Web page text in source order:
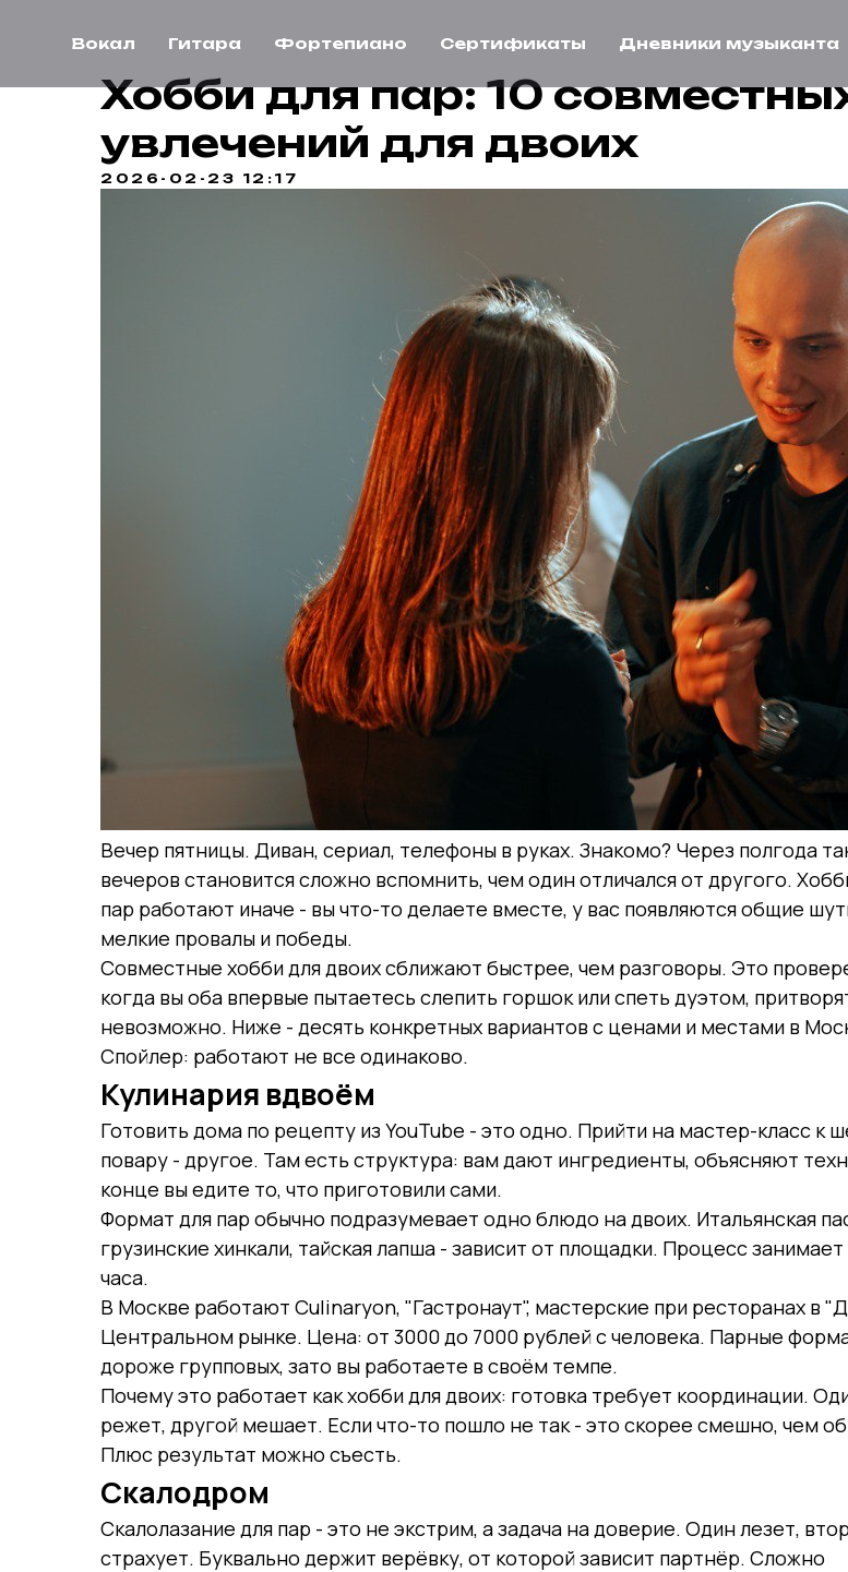
Вокал Гитара Фортепиано Сертификаты Дневники музыканта
Хобби для пар: 10
увлечений для двоих
2026-02-23 12:17
Вечер пятницы. Диван, сериал, телефоны в руках. Знакомо? Через полгода
вечеров становится сложно вспомнить, чем один отличался от другого.
пар работают иначе - вы что-то делаете вместе, у вас появляются общие
мелкие провалы и победы.
Совместные хобби для двоих сближают быстрее, чем разговоры. Это
когда вы оба впервые пытаетесь слепить горшок или спеть дуэтом,
невозможно. Ниже - десять конкретных вариантов с ценами и местами в
Спойлер: работают не все одинаково.
Кулинария вдвоём
Готовить дома по рецепту из YouTube - это одно. Прийти на мастер-класс к
повару - другое. Там есть структура: вам дают ингредиенты, объясняют
конце вы едите то, что приготовили сами.
Формат для пар обычно подразумевает одно блюдо на двоих. Итальянская
грузинские хинкали, тайская лапша - зависит от площадки. Процесс
часа.
В Москве работают Culinaryon, "Гастронаут", мастерские при ресторанах в
Центральном рынке. Цена: от 3000 до 7000 рублей с человека. Парные
дороже групповых, зато вы работаете в своём темпе.
Почему это работает как хобби для двоих: готовка требует координации.
режет, другой мешает. Если что-то пошло не так - это скорее смешно, чем
Плюс результат можно съесть.
Скалодром
Скалолазание для пар - это не экстрим, а задача на доверие. Один лезет,
страхует. Буквально держит верёвку, от которой зависит партнёр. Сложно